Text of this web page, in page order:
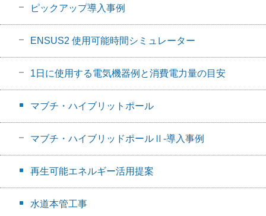
ピックアップ導入事例
ENSUS2 使用可能時間シミュレーター
1日に使用する電気機器例と消費電力量の目安
マブチ・ハイブリットポール
マブチ・ハイブリッドポールⅡ-導入事例
再生可能エネルギー活用提案
水道本管工事